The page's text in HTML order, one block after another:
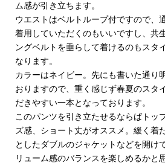
ム感が引き立ちます。
ウエストはベルトループ付ですので、
着用していただくのもいいですし、共
ングベルトを垂らして着けるのもスタ
なります。
カラーはネイビー。先にも書いた通り
おりますので、重く感じず春夏のスタ
だきやすい一本となっております。
このパンツを引き立たせるならばトッ
ズ感、ショート丈がオススメ。緩く着
としたダブルのジャケットなどを開け
リューム感のバランスを楽しめるかと